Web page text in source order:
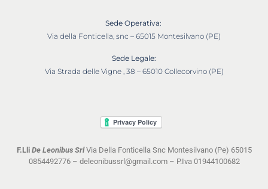
Sede Operativa:
Via della Fonticella, snc – 65015 Montesilvano (PE)
Sede Legale:
Via Strada delle Vigne , 38 – 65010 Collecorvino (PE)
F.LliDe Leonibus SrlVia Della Fonticella Snc Montesilvano (Pe) 65015
0854492776 – deleonibussrl@gmail.com – P.Iva 01944100682